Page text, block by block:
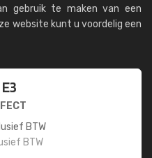
gebruik te maken van een
website kunt u voordelig een
BTW
BTW